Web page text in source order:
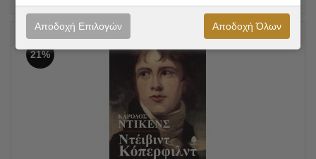
21%
Αποδοχή Επιλογών Αποδοχή Όλων